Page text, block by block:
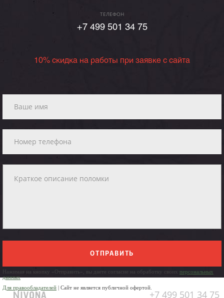
ТЕЛЕФОН
+7 499 501 34 75
10% скидка на работы при заявке с сайта
ОТПРАВИТЬ
Нажимая на кнопку «Отправить», вы даете согласие на обработку своих персональных
данных
Для правообладателей | Сайт не является публичной офертой.
+7 499 501 34 75